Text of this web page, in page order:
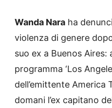
Wanda Nara ha
violenza di genere
suo ex a Buenos Aires:
programma ‘Los
dell’emittente America
domani l’ex capitano